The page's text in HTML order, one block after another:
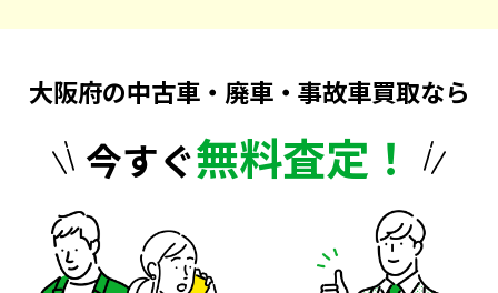
大阪府の中古車・廃車・事故車買取なら
今すぐ無料査定！